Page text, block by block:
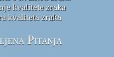
kvalitete zraka
kvaliteta zraka
Pitanja